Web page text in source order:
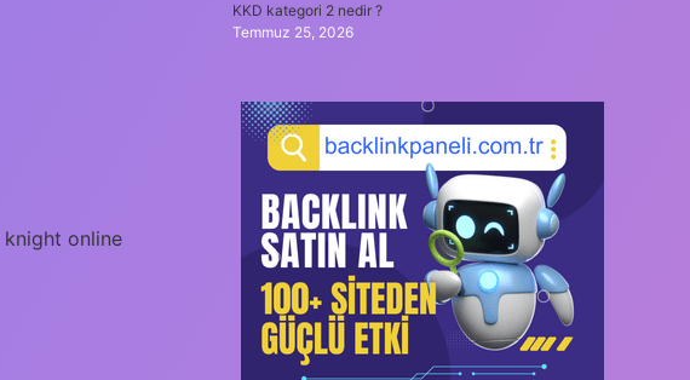
knight online
KKD kategori 2 nedir ?
Temmuz 25, 2026